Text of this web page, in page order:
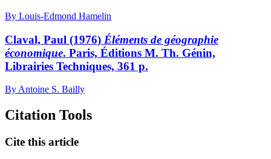
By Louis-Edmond Hamelin
Claval, Paul (1976) Éléments de géographie
économique. Paris, Éditions M. Th. Génin,
Librairies Techniques, 361 p.
By Antoine S. Bailly
Citation Tools
Cite this article